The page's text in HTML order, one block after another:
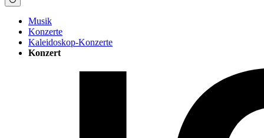
Musik
Konzerte
Kaleidoskop-Konzerte
Konzert